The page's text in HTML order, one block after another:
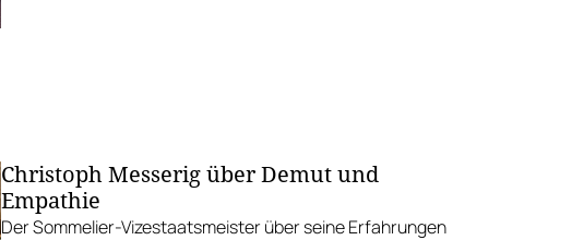
Christoph Messerig über Demut und
Empathie
Der Sommelier-Vizestaatsmeister über seine Erfahrungen